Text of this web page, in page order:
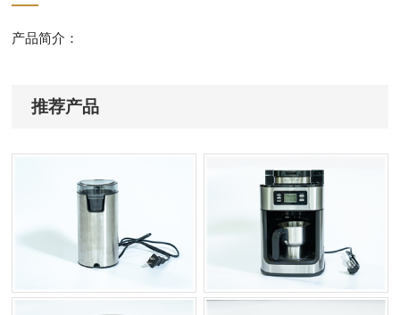
产品简介：
推荐产品